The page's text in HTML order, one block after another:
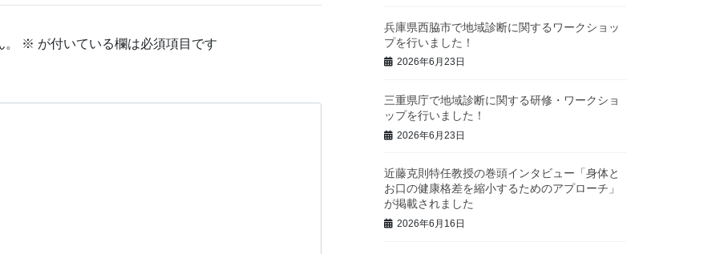
※ が付いている欄は必須項目です
兵庫県西脇市で地域診断に関するワークショッ
プを行いました！
2026年6月23日
三重県庁で地域診断に関する研修・ワークショ
ップを行いました！
2026年6月23日
近藤克則特任教授の巻頭インタビュー「身体と
お口の健康格差を縮小するためのアプローチ」
が掲載されました
2026年6月16日